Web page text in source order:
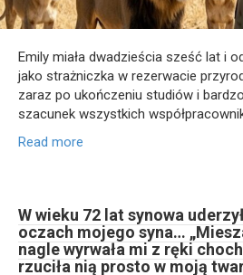
Emily miała dwadzieścia sześć lat i
jako strażniczka w rezerwacie
zaraz po ukończeniu studiów i
szacunek wszystkich
Read more
W wieku 72 lat synowa
oczach mojego syna…
nagle wyrwała mi z ręki
rzuciła nią prosto w moją